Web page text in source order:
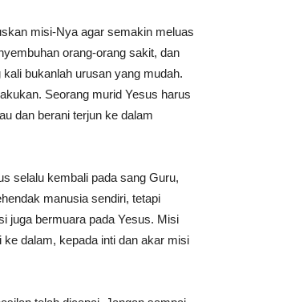
misi-Nya agar semakin meluas
orang-orang sakit, dan
bukanlah urusan yang mudah.
Seorang murid Yesus harus
dan berani terjun ke dalam
selalu kembali pada sang Guru,
manusia sendiri, tetapi
juga bermuara pada Yesus. Misi
dalam, kepada inti dan akar misi